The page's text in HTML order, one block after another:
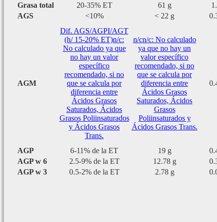
Grasa total 20-35% ET 61 g
AGS
<10% < 22 g
AGM
Dif. AGS/AGPI/AGT
(h/ 15-20% ET)n/c:
No calculado ya que
no hay un valor
específico
recomendado, si no
que se calcula por
diferencia entre
Ácidos Grasos
Saturados, Ácidos
Grasos Poliinsaturados
y Ácidos Grasos
Trans.
n/cn/c: No calculado
ya que no hay un
valor específico
recomendado, si no
que se calcula por
diferencia entre
Ácidos Grasos
Saturados, Ácidos
Grasos
Poliinsaturados y
Ácidos Grasos Trans.
AGP 6-11% de la ET 19 g
AGP w 6
2.5-9% de la ET 12.78 g
AGP w 3
0.5-2% de la ET 2.78 g